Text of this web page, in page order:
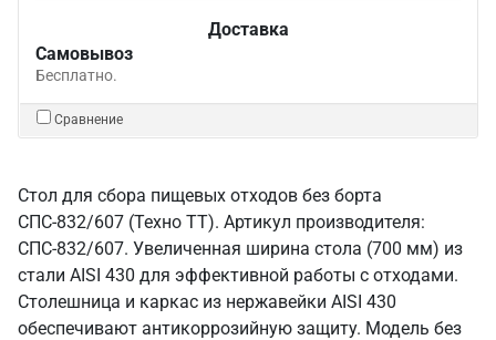
Доставка
Самовывоз
Бесплатно.
Сравнение
Стол для сбора пищевых отходов без борта
СПС-832/607 (Техно ТТ). Артикул производителя:
СПС-832/607. Увеличенная ширина стола (700 мм) из
стали AISI 430 для эффективной работы с отходами.
Столешница и каркас из нержавейки AISI 430
обеспечивают антикоррозийную защиту. Модель без